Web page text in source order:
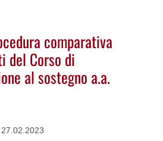
comparativa
del Corso di
al sostegno a.a.